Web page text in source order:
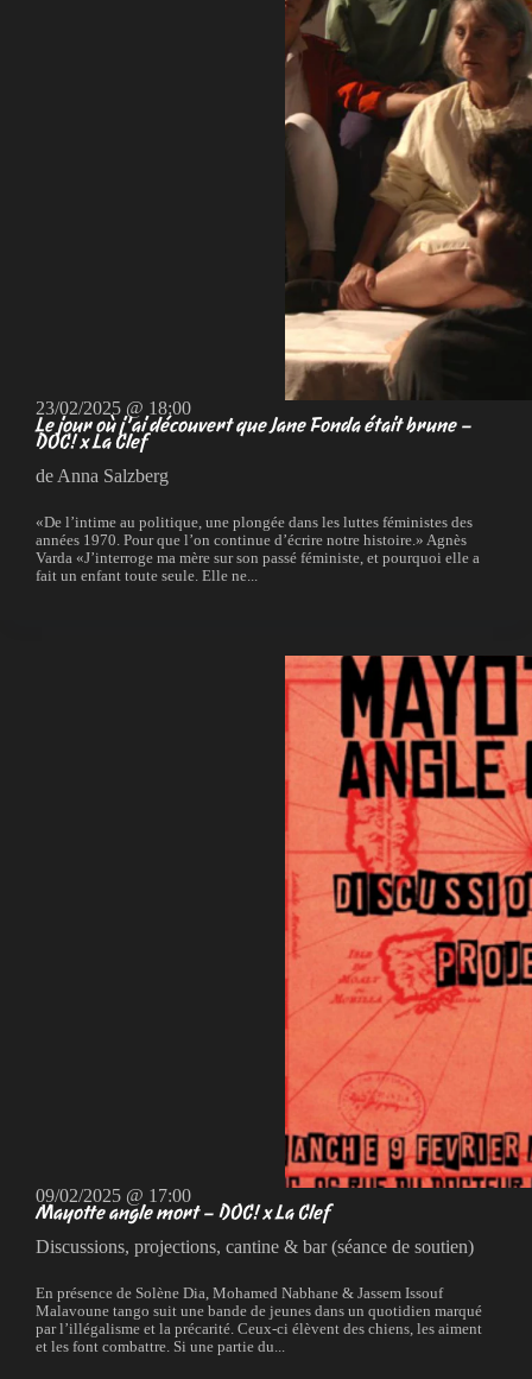
23/02/2025 @ 18:00
Le jour où j’ai découvert que Jane Fonda était brune –
DOC! x La Clef
de Anna Salzberg
«De l’intime au politique, une plongée dans les luttes féministes des
années 1970. Pour que l’on continue d’écrire notre histoire.» Agnès
Varda «J’interroge ma mère sur son passé féministe, et pourquoi elle a
fait un enfant toute seule. Elle ne...
09/02/2025 @ 17:00
Mayotte angle mort – DOC! x La Clef
Discussions, projections, cantine & bar (séance de soutien)
En présence de Solène Dia, Mohamed Nabhane & Jassem Issouf
Malavoune tango suit une bande de jeunes dans un quotidien marqué
par l’illégalisme et la précarité. Ceux-ci élèvent des chiens, les aiment
et les font combattre. Si une partie du...